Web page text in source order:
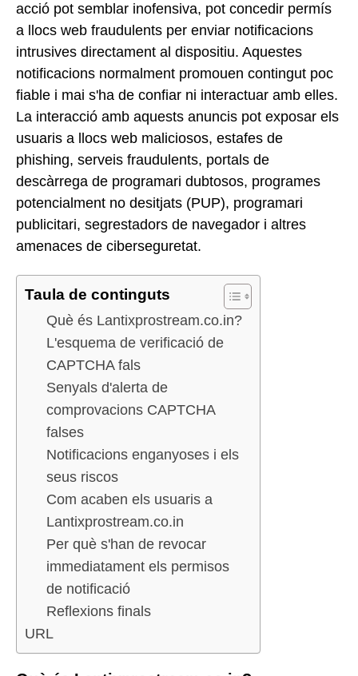
acció pot semblar inofensiva, pot concedir permís
a llocs web fraudulents per enviar notificacions
intrusives directament al dispositiu. Aquestes
notificacions normalment promouen contingut poc
fiable i mai s'ha de confiar ni interactuar amb elles.
La interacció amb aquests anuncis pot exposar els
usuaris a llocs web maliciosos, estafes de
phishing, serveis fraudulents, portals de
descàrrega de programari dubtosos, programes
potencialment no desitjats (PUP), programari
publicitari, segrestadors de navegador i altres
amenaces de ciberseguretat.
Taula de continguts
Què és Lantixprostream.co.in?
L'esquema de verificació de
CAPTCHA fals
Senyals d'alerta de
comprovacions CAPTCHA
falses
Notificacions enganyoses i els
seus riscos
Com acaben els usuaris a
Lantixprostream.co.in
Per què s'han de revocar
immediatament els permisos
de notificació
Reflexions finals
URL